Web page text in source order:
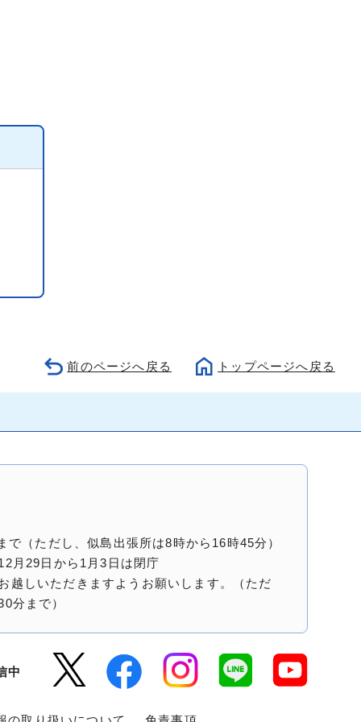
前のページへ戻る トップページへ戻る
で（ただし、似島出張所は8時から16時45分）
月29日から1月3日は閉庁
越しいただきますようお願いします。（ただ
分まで）
中